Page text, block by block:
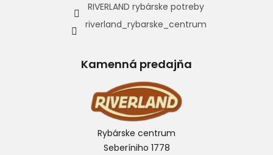
RIVERLAND rybárske potreby
riverland_rybarske_centrum
Kamenná predajňa
Rybárske centrum
Seberíniho 1778